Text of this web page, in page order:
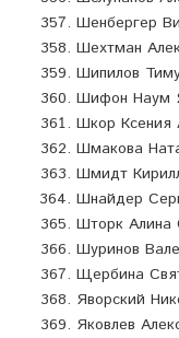
Шенбергер
Шехтман
Шипилов
Шифон Наум
Шкор Ксения
Шмакова
Шмидт
Шнайдер
Шторк Алина
Шуринов
Щербина
Яворский
Яковлев